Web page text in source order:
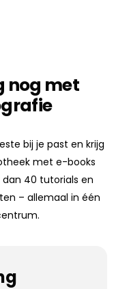
nog met
bij je past en krijg
met e-books
40 tutorials en
– allemaal in één